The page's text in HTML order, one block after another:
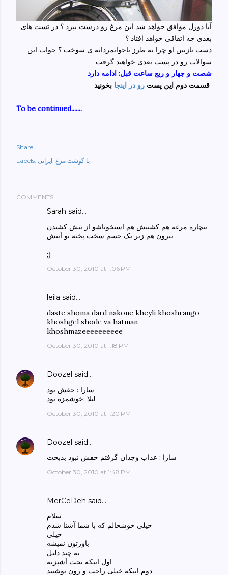
آیا دوزل موافق خواهد شد این مرغ رو درست بپزد ؟ در تست های
بعدی چه اتفاقی خواهد افتاد ؟
دست نازنین او چرا به طرز ناجوانمردانه ی سوخت ؟ جواب این
سوالات رو در پست بعدی خواهید گرفت
شصت و چهار و ربع ساعت قبل: ادامه دارد
قسمت دوم این پست رو در اینجا
To be continued.......
Share
Labels: ایرانی با گوشت مرغ
COMMENTS
Sarah said…
بیچاره مرغه هم کشتنش هم استخوناشو از تنش کشیدن
بیرون هم زیر یک جسم سخت پخته تو آتیش
;)
October 30, 2010 at 1:06 PM
leila said…
daste shoma dard nakone kheyli khoshrango
khoshgel shode va hatman
khoshmazeeeeeeeeee
October 30, 2010 at 1:18 PM
Doozel said…
سارا : حقش بود
لیلا :خوشمزه بود
October 30, 2010 at 1:20 PM
Doozel said…
سارا : عذاب وجدان گرفتم حقش نبود بدبخت
October 30, 2010 at 1:48 PM
MerCeDeh said…
سلام
خیلی خوشحالم که با شما آشنا شدم
خیلی
باورتون نمیشه
به چند دلیل
اول اینکه بحث آشپزیه
دوم اینکه خیلی راحت و رون نوشتید